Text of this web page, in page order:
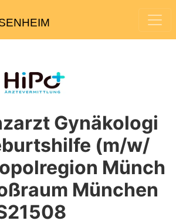
Gynäkologi
(m/w/
Münch
München